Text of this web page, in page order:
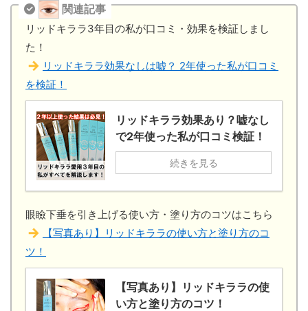
関連記事
リッドキララ3年目の私が口コミ・効果を検証しまし
た！
リッドキララ効果なしは嘘？ 2年使った私が口コミ
を検証！
リッドキララ効果あり？嘘なし
で2年使った私が口コミ検証！
続きを見る
眼瞼下垂を引き上げる使い方・塗り方のコツはこちら
【写真あり】リッドキララの使い方と塗り方のコ
ツ！
【写真あり】リッドキララの使
い方と塗り方のコツ！